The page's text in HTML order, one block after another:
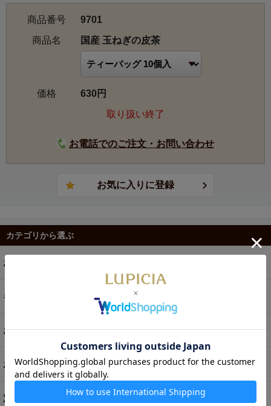
を思わせる豊かな風味。
商品番号
9701
商品名
国産 玉ねぎの皮茶
価格
630円
取り扱い終了
お電話でのご注文・お問い合わせ
カテゴリから選ぶ
お茶
ギフト
お菓子・食品・飲料
お買い得商品
定期便